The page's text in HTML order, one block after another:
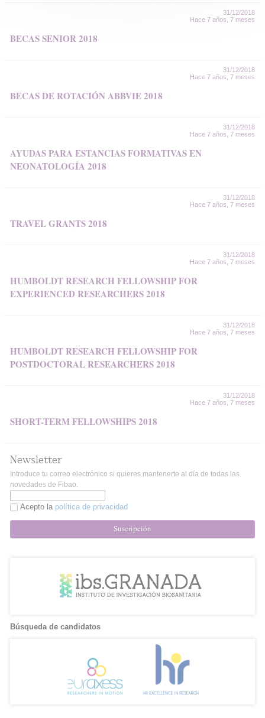
31/12/2018
Hace 7 años, 7 meses
BECAS SENIOR 2018
31/12/2018
Hace 7 años, 7 meses
BECAS DE ROTACIÓN ABBVIE 2018
31/12/2018
Hace 7 años, 7 meses
AYUDAS PARA ESTANCIAS FORMATIVAS EN
NEONATOLOGÍA 2018
31/12/2018
Hace 7 años, 7 meses
TRAVEL GRANTS 2018
31/12/2018
Hace 7 años, 7 meses
HUMBOLDT RESEARCH FELLOWSHIP FOR
EXPERIENCED RESEARCHERS 2018
31/12/2018
Hace 7 años, 7 meses
HUMBOLDT RESEARCH FELLOWSHIP FOR
POSTDOCTORAL RESEARCHERS 2018
31/12/2018
Hace 7 años, 7 meses
SHORT-TERM FELLOWSHIPS 2018
Newsletter
Introduce tu correo electrónico si quieres mantenerte al día de todas las
novedades de Fibao.
Acepto la política de privacidad
Suscripción
Búsqueda de candidatos